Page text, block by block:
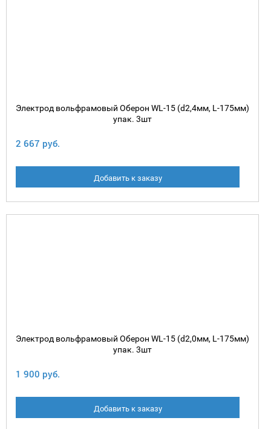
Электрод вольфрамовый Оберон WL-15 (d2,4мм, L-175мм)
упак. 3шт
2 667 руб.
Добавить к заказу
Электрод вольфрамовый Оберон WL-15 (d2,0мм, L-175мм)
упак. 3шт
1 900 руб.
Добавить к заказу